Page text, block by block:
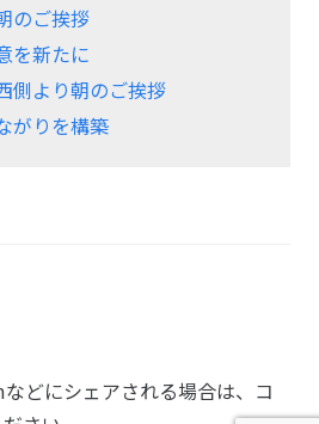
のご挨拶
を新たに
側より朝のご挨拶
がりを構築
どにシェアされる場合は、コ